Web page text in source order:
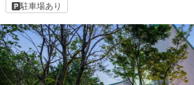
駐車場あり